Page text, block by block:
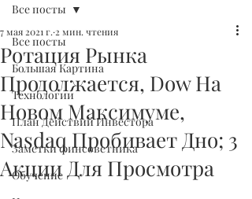
Все посты
Большая Картина
Технологии
План Действий Инвестора
Заметки финсоветника
Обучение
Все посты
Ротация Рынка
Продолжается, Dow На
Новом Максимуме,
Nasdaq Пробивает Дно; 3
Акции Для Просмотра
7 мая 2021 г. 2 мин. чтения